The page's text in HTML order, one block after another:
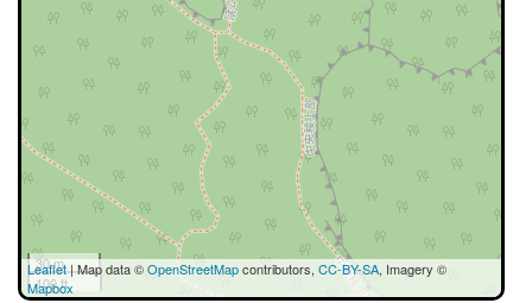
30 m
100 ft
Leaflet| Map data ©OpenStreetMapcontributors, CC-BY-SA, Imagery ©
Mapbox